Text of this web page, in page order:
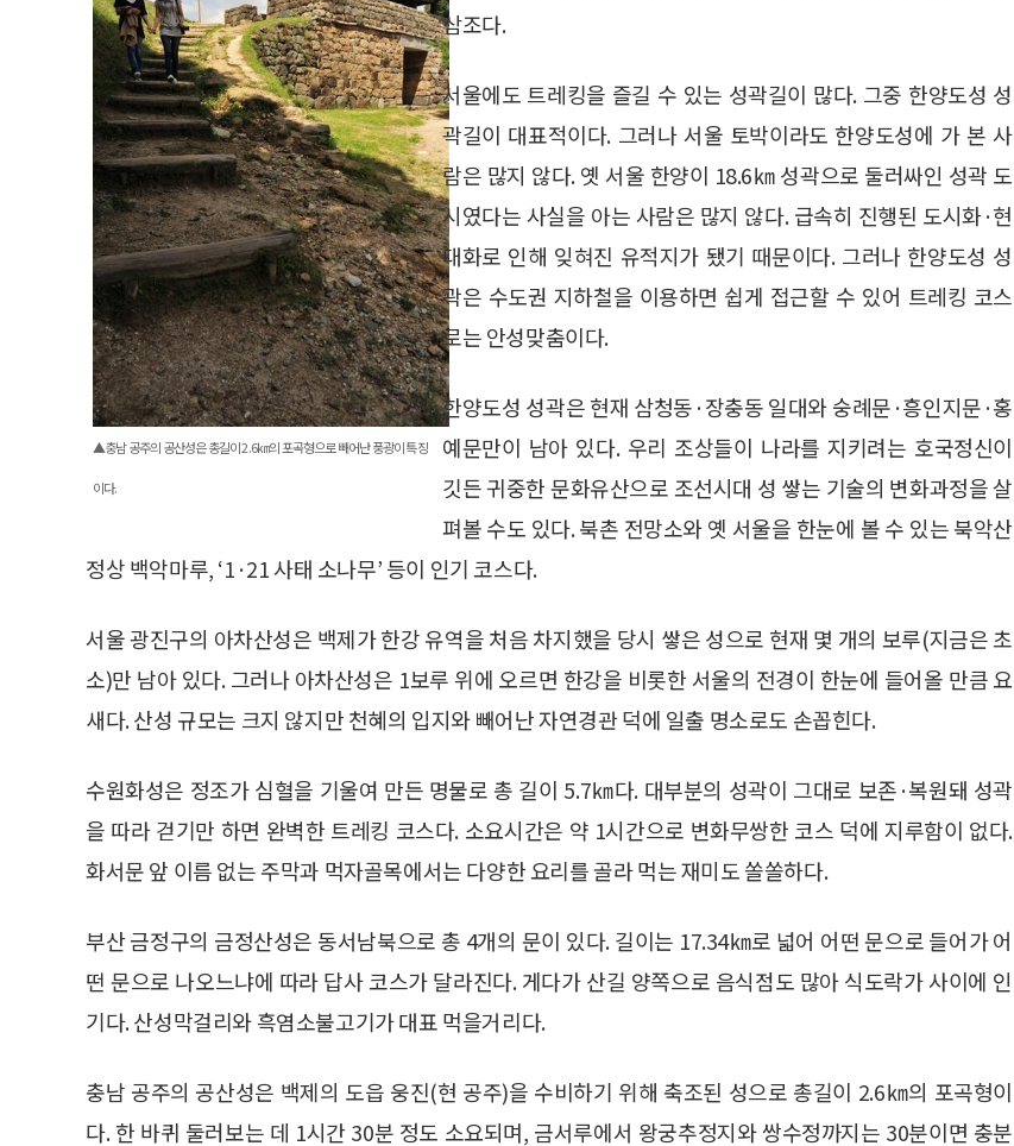
▲충남 공주의 공산성은 총길이 2.6㎞의 포곡형으로 빼어난 풍광이 특징
이다.
삼조다.
서울에도 트레킹을 즐길 수 있는 성곽길이 많다. 그중 한양도성 성
곽길이 대표적이다. 그러나 서울 토박이라도 한양도성에 가 본 사
람은 많지 않다. 옛 서울 한양이 18.6㎞ 성곽으로 둘러싸인 성곽 도
시였다는 사실을 아는 사람은 많지 않다. 급속히 진행된 도시화·현
대화로 인해 잊혀진 유적지가 됐기 때문이다. 그러나 한양도성 성
곽은 수도권 지하철을 이용하면 쉽게 접근할 수 있어 트레킹 코스
로는 안성맞춤이다.
한양도성 성곽은 현재 삼청동·장충동 일대와 숭례문·흥인지문·홍
예문만이 남아 있다. 우리 조상들이 나라를 지키려는 호국정신이
깃든 귀중한 문화유산으로 조선시대 성 쌓는 기술의 변화과정을 살
펴볼 수도 있다. 북촌 전망소와 옛 서울을 한눈에 볼 수 있는 북악산
정상 백악마루, ‘1·21 사태 소나무’ 등이 인기 코스다.
서울 광진구의 아차산성은 백제가 한강 유역을 처음 차지했을 당시 쌓은 성으로 현재 몇 개의 보루(지금은 초
소)만 남아 있다. 그러나 아차산성은 1보루 위에 오르면 한강을 비롯한 서울의 전경이 한눈에 들어올 만큼 요
새다. 산성 규모는 크지 않지만 천혜의 입지와 빼어난 자연경관 덕에 일출 명소로도 손꼽힌다.
수원화성은 정조가 심혈을 기울여 만든 명물로 총 길이 5.7㎞다. 대부분의 성곽이 그대로 보존·복원돼 성곽
을 따라 걷기만 하면 완벽한 트레킹 코스다. 소요시간은 약 1시간으로 변화무쌍한 코스 덕에 지루함이 없다.
화서문 앞 이름 없는 주막과 먹자골목에서는 다양한 요리를 골라 먹는 재미도 쏠쏠하다.
부산 금정구의 금정산성은 동서남북으로 총 4개의 문이 있다. 길이는 17.34㎞로 넓어 어떤 문으로 들어가 어
떤 문으로 나오느냐에 따라 답사 코스가 달라진다. 게다가 산길 양쪽으로 음식점도 많아 식도락가 사이에 인
기다. 산성막걸리와 흑염소불고기가 대표 먹을거리다.
충남 공주의 공산성은 백제의 도읍 웅진(현 공주)을 수비하기 위해 축조된 성으로 총길이 2.6㎞의 포곡형이
다. 한 바퀴 둘러보는 데 1시간 30분 정도 소요되며, 금서루에서 왕궁추정지와 쌍수정까지는 30분이면 충분